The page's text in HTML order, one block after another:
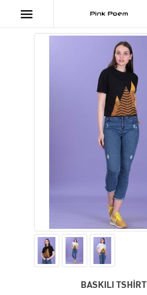
BASKILI TSHİRT